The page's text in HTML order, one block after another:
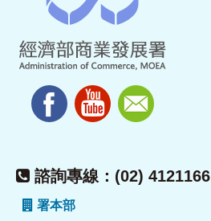
諮詢專線：(02) 4121166
署本部